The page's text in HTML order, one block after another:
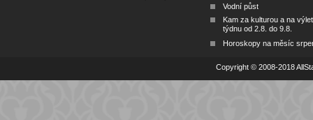
Vodní půst
Kam za kulturou a na
týdnu od 2.8. do 9.8.
Horoskopy na měsíc
Copyright © 2008-2018